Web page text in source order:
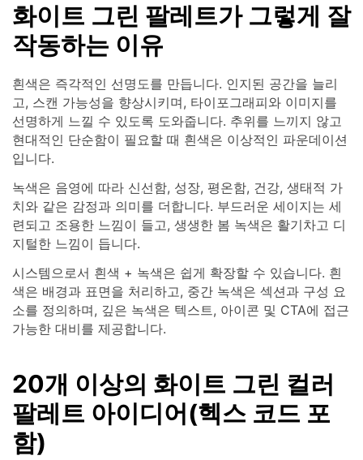
화이트 그린 팔레트가 그렇게 잘
작동하는 이유
흰색은 즉각적인 선명도를 만듭니다. 인지된 공간을 늘리
고, 스캔 가능성을 향상시키며, 타이포그래피와 이미지를
선명하게 느낄 수 있도록 도와줍니다. 추위를 느끼지 않고
현대적인 단순함이 필요할 때 흰색은 이상적인 파운데이션
입니다.
녹색은 음영에 따라 신선함, 성장, 평온함, 건강, 생태적 가
치와 같은 감정과 의미를 더합니다. 부드러운 세이지는 세
련되고 조용한 느낌이 들고, 생생한 봄 녹색은 활기차고 디
지털한 느낌이 듭니다.
시스템으로서 흰색 + 녹색은 쉽게 확장할 수 있습니다. 흰
색은 배경과 표면을 처리하고, 중간 녹색은 섹션과 구성 요
소를 정의하며, 깊은 녹색은 텍스트, 아이콘 및 CTA에 접근
가능한 대비를 제공합니다.
20개 이상의 화이트 그린 컬러
팔레트 아이디어(헥스 코드 포
함)